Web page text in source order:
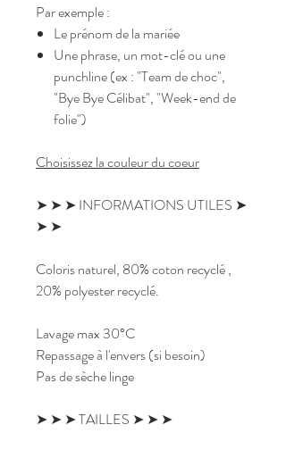
Par exemple :
Le prénom de la mariée
Une phrase, un mot-clé ou une
punchline (ex : "Team de choc",
"Bye Bye Célibat", "Week-end de
folie")
Choisissez la couleur du coeur
➤ ➤ ➤ INFORMATIONS UTILES ➤
➤ ➤
Coloris naturel, 80% coton recyclé ,
20% polyester recyclé.
Lavage max 30°C
Repassage à l'envers (si besoin)
Pas de sèche linge
➤ ➤ ➤ TAILLES ➤ ➤ ➤